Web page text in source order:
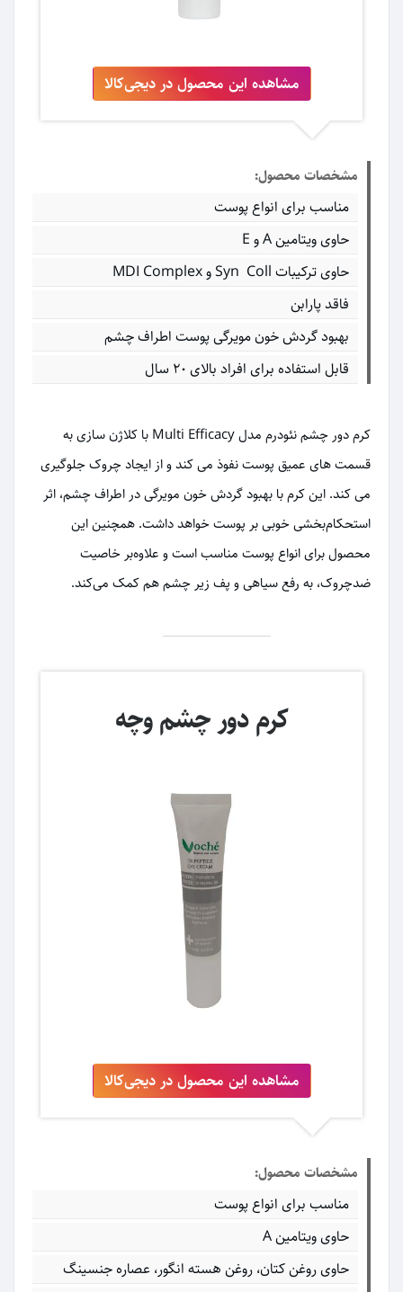
مشاهده این محصول در دیجی‌کالا
مشخصات محصول:
مناسب برای انواع پوست
حاوی ویتامین A و E
حاوی ترکیبات Syn Coll و MDI Complex
فاقد پارابن
بهبود گردش خون مویرگی پوست اطراف چشم
قابل استفاده برای افراد بالای ۲۰ سال
کرم دور چشم نئودرم مدل Multi Efficacy با کلاژن سازی به
قسمت های عمیق پوست نفوذ می کند و از ایجاد چروک جلوگیری
می کند. این کرم با بهبود گردش خون مویرگی در اطراف چشم، اثر
استحکام‌‌بخشی خوبی بر پوست خواهد داشت. همچنین این
محصول برای انواع پوست مناسب است و علاوه‌بر خاصیت
ضدچروک، به رفع سیاهی و پف زیر چشم هم کمک می‌کند.
کرم دور چشم وچه
مشاهده این محصول در دیجی‌کالا
مشخصات محصول:
مناسب برای انواع پوست
حاوی ویتامین A
حاوی روغن کتان، روغن هسته انگور، عصاره جنسینگ